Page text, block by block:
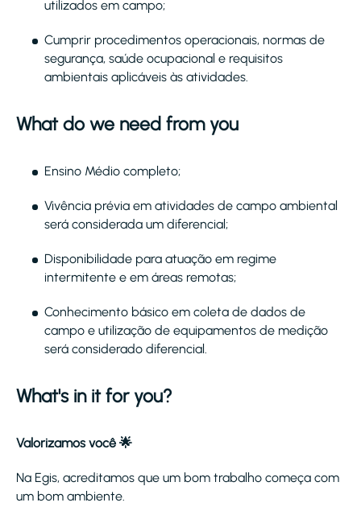
utilizados em campo;
Cumprir procedimentos operacionais, normas de
segurança, saúde ocupacional e requisitos
ambientais aplicáveis às atividades.
What do we need from you
Ensino Médio completo;
Vivência prévia em atividades de campo ambiental
será considerada um diferencial;
Disponibilidade para atuação em regime
intermitente e em áreas remotas;
Conhecimento básico em coleta de dados de
campo e utilização de equipamentos de medição
será considerado diferencial.
What's in it for you?
Valorizamos você 🌟
Na Egis, acreditamos que um bom trabalho começa com
um bom ambiente.